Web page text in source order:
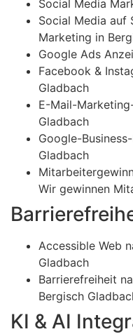
Social Media
Social Media auf
Marketing in
Google Ads
Facebook &
Gladbach
E-Mail-
Gladbach
Google-
Gladbach
Wir gewinnen
Accessible Web
Gladbach
Barrierefreiheit
Bergisch
KI & AI